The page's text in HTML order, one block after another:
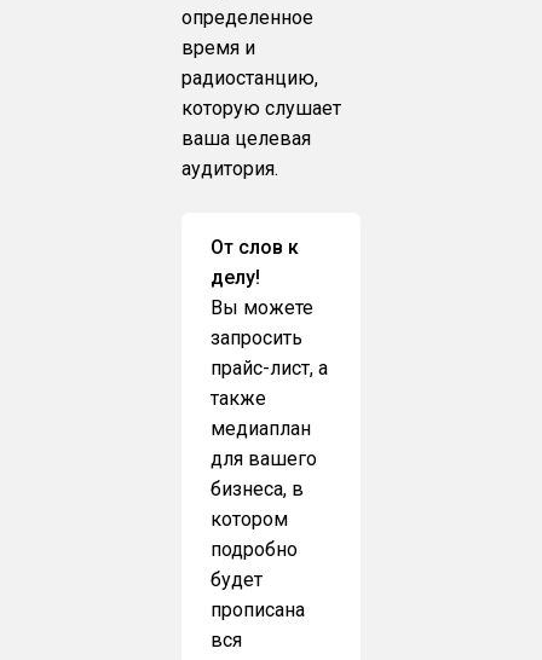
определенное
время и
радиостанцию,
которую слушает
ваша целевая
аудитория.
От слов к
делу!
Вы можете
запросить
прайс-лист, а
также
медиаплан
для вашего
бизнеса, в
котором
подробно
будет
прописана
вся